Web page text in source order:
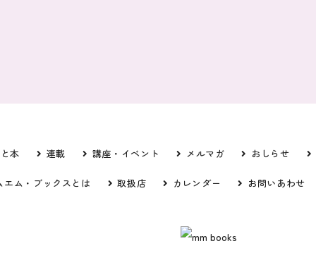
本 連載 講座・イベント メルマガ おしらせ
エム・ブックスとは 取扱店 カレンダー お問いあわせ